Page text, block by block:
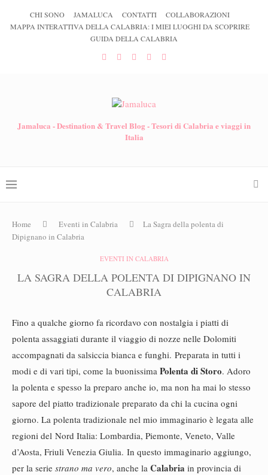
CHI SONO JAMALUCA CONTATTI
COLLABORAZIONI
MAPPA INTERATTIVA DELLA CALABRIA: I MIEI LUOGHI DA SCOPRIRE
GUIDA DELLA CALABRIA
Jamaluca - Destination & Travel Blog - Tesori di Calabria e viaggi in
Italia
Home Eventi in Calabria
La Sagra della polenta di
Dipignano in Calabria
EVENTI IN CALABRIA
LA SAGRA DELLA POLENTA DI DIPIGNANO IN
CALABRIA
Fino a qualche giorno fa ricordavo con nostalgia i piatti di
polenta assaggiati durante il viaggio di nozze nelle Dolomiti
accompagnati da salsiccia bianca e funghi. Preparata in tutti i
modi e di vari tipi, come la buonissima Polenta di Storo. Adoro
la polenta e spesso la preparo anche io, ma non ha mai lo stesso
sapore del piatto tradizionale preparato da chi la cucina ogni
giorno. La polenta tradizionale nel mio immaginario è legata alle
regioni del Nord Italia: Lombardia, Piemonte, Veneto, Valle
d’Aosta, Friuli Venezia Giulia. In questo immaginario aggiungo,
per la serie strano ma vero, anche la Calabria in provincia di